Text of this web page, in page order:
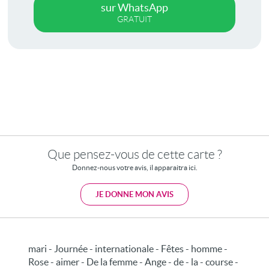
sur WhatsApp
GRATUIT
Que pensez-vous de cette carte ?
Donnez-nous votre avis, il apparaitra ici.
JE DONNE MON AVIS
mari - Journée - internationale - Fêtes - homme -
Rose - aimer - De la femme - Ange - de - la - course -